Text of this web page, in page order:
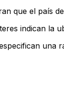
que el país
indican la
una